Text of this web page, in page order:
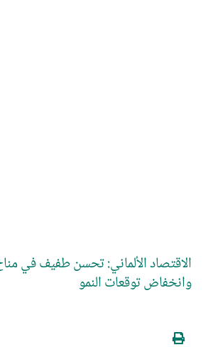
الاقتصاد الألماني: تحسن طفيف في
وانخفاض توقعات النمو